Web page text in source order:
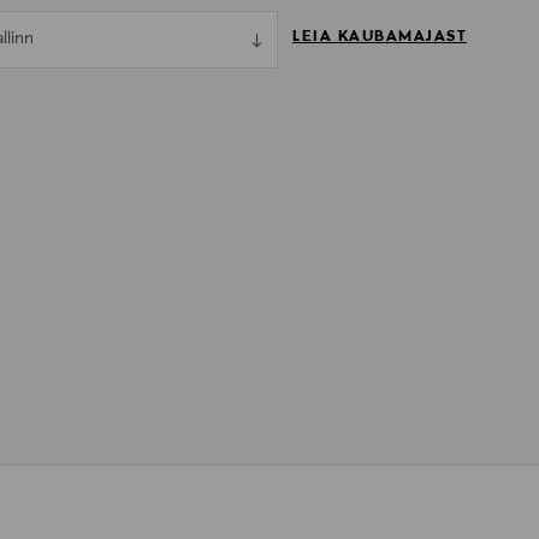
LEIA KAUBAMAJAST